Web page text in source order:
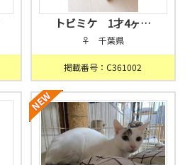
トビミケ 1才4ヶ…
♀ 千葉県
掲載番号：C361002